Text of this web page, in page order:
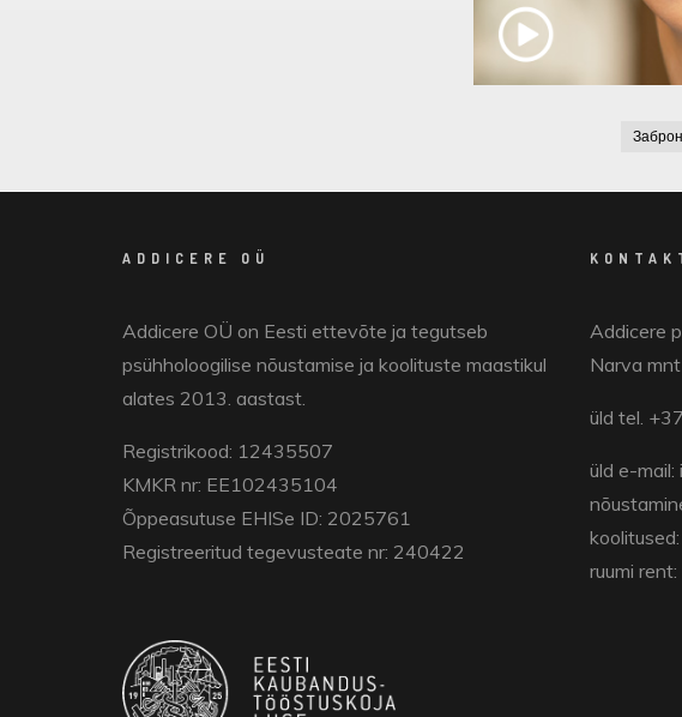
ADDICERE OÜ
Addicere OÜ on Eesti ettevõte ja tegutseb
psühholoogilise nõustamise ja koolituste maastikul
alates 2013. aastast.
Registrikood: 12435507
KMKR nr: EE102435104
Õppeasutuse EHISe ID: 2025761
Registreeritud tegevusteate nr: 240422
Addicere
Narva
üld tel.
üld e-mail:
ruumi